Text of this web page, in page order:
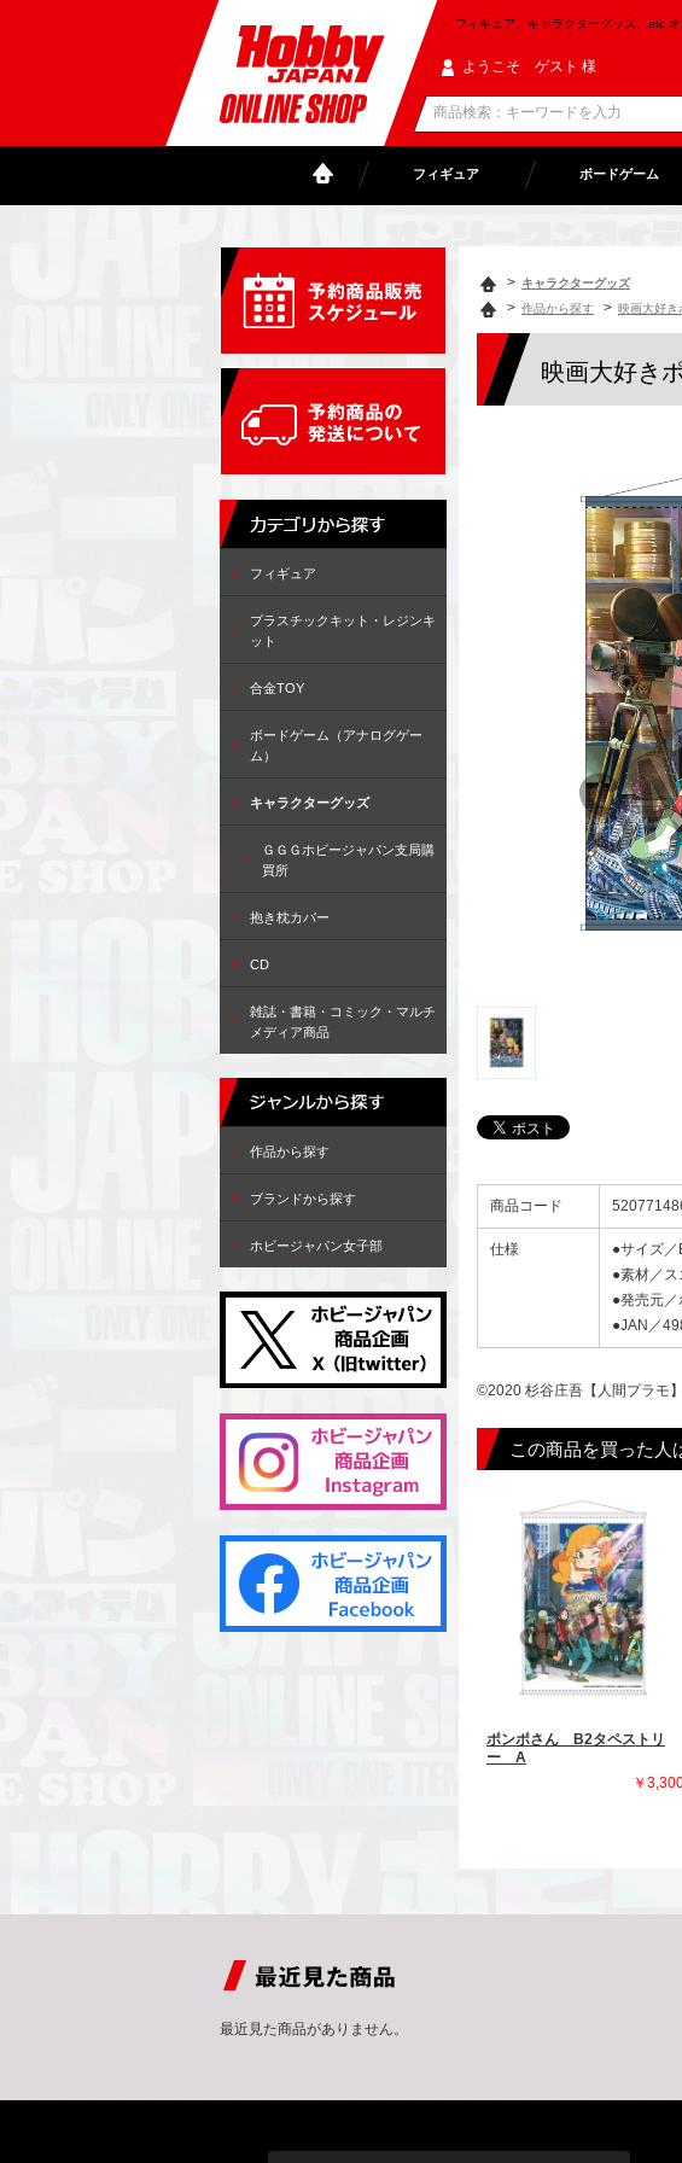
フィギュア、キャラクターグッズ、etc
ようこそ ゲスト 様
フィギュア ボードゲーム
> キャラクターグッズ
> 作品から探す > 映画大好き
映画大好き
商品コード
仕様
●サイズ
●素材／ス
●発売元
●JAN／
©2020 杉谷庄吾【人間プラモ
この商品を買った人
ポンポさん B2タペストリ
ー A
￥
フィギュア
プラスチックキット・レジンキ
ット
合金TOY
ボードゲーム（アナログゲー
ム）
キャラクターグッズ
ＧＧＧホビージャパン支局購
買所
抱き枕カバー
CD
雑誌・書籍・コミック・マルチ
メディア商品
作品から探す
ブランドから探す
ホビージャパン女子部
最近見た商品がありません。